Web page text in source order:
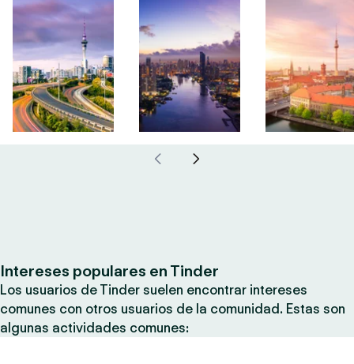
Intereses populares en Tinder
Los usuarios de Tinder suelen encontrar intereses
comunes con otros usuarios de la comunidad. Estas son
algunas actividades comunes: